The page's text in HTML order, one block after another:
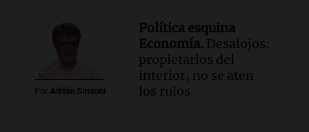
Por Adrián Simioni
Política esquina
Economía. Desalojos:
propietarios del
interior, no se aten
los rulos